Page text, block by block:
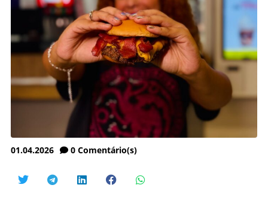
01.04.2026 0 Comentário(s)